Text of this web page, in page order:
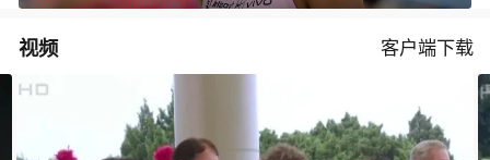
视频 客户端下载